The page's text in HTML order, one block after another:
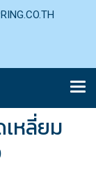
หลี่ยม